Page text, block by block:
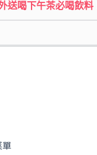
送喝下午茶必喝飲料
單